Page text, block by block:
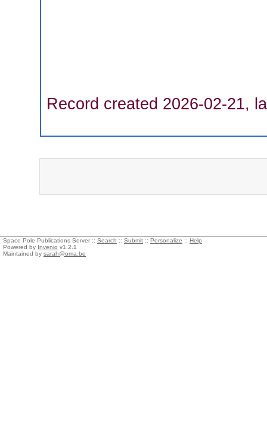
Record created 2026-02-21,
Space Pole Publications Server :: Search :: Submit :: Personalize :: Help
Powered by Invenio v1.2.1
Maintained by sarah@oma.be